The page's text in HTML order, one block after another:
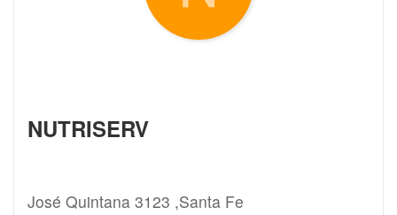
NUTRISERV
José Quintana 3123 ,Santa Fe